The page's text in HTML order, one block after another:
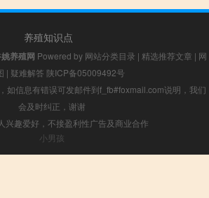
养殖知识点
养殖网 Powered by 网站分类目录 | 精选推荐文章 | 网
| 疑难解答 陕ICP备05009492号
如信息有错误可发邮件到f_fb#foxmail.com说明，我们
会及时纠正，谢谢
兴趣爱好，不接盈利性广告及商业合作
小男孩